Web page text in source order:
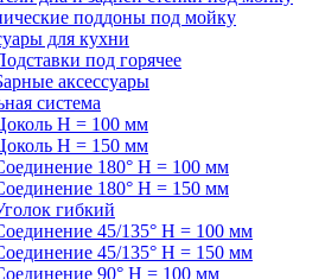
поддоны под мойку
для кухни
под горячее
аксессуары
система
H = 100 мм
H = 150 мм
180° H = 100 мм
180° H = 150 мм
гибкий
45/135° H = 100 мм
45/135° H = 150 мм
90° H = 100 мм